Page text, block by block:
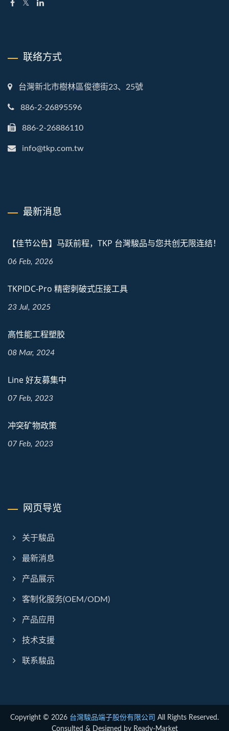
联络方式
台灣新北市樹林區俊德街23、25號
886-2-26895596
886-2-26886110
info@tkp.com.tw
最新消息
【佳节公告】马跃前程，TKP 台灣駿品与您共创无限连结！
06 Feb, 2026
TKPIDC-Pro 精密刺破式压接工具
23 Jul, 2025
高性能工程塑胶
08 Mar, 2024
Line 好友募集中
07 Feb, 2023
冲突矿物政策
07 Feb, 2023
网页导览
关于駿品
最新消息
产品展示
客制化服务(OEM/ODM)
产品应用
技术支援
联系駿品
Copyright © 2026 台灣駿品端子股份有限公司 All Rights Reserved.
Consulted & Designed by Ready-Market